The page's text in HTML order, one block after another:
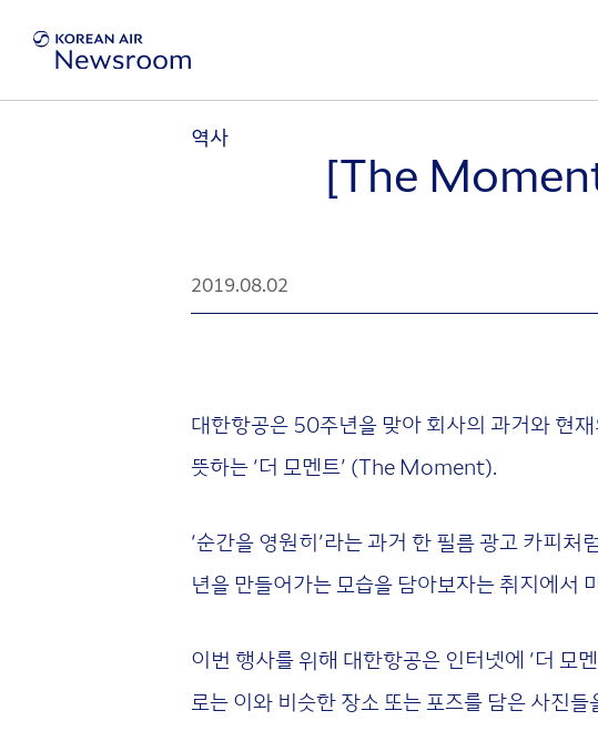
역사
[The
2019.08.02
대한항공은 50주년을 맞아 회사의 과거와 현
뜻하는 ‘더 모멘트’ (The Moment).
‘순간을 영원히’라는 과거 한 필름 광고 카피
년을 만들어가는 모습을 담아보자는 취지에서
이번 행사를 위해 대한항공은 인터넷에 ‘더 모
로는 이와 비슷한 장소 또는 포즈를 담은 사진들